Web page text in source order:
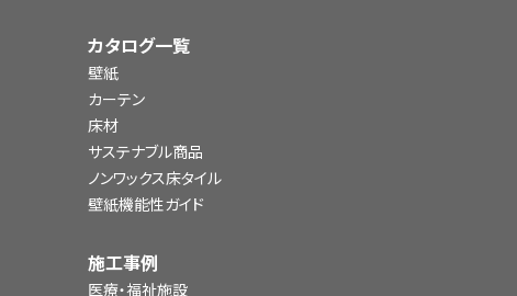
カタログ一覧
壁紙
カーテン
床材
サステナブル商品
ノンワックス床タイル
壁紙機能性ガイド
施工事例
医療・福祉施設